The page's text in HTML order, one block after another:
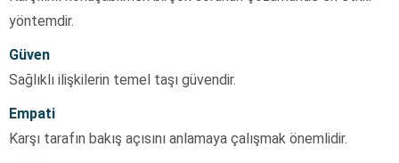
yöntemdir.
Güven
Sağlıklı ilişkilerin temel taşı güvendir.
Empati
Karşı tarafın bakış açısını anlamaya çalışmak önemlidir.